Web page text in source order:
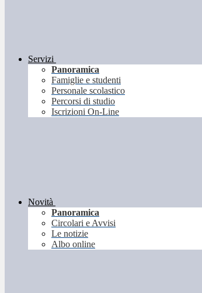
Servizi
Panoramica
Famiglie e studenti
Personale scolastico
Percorsi di studio
Iscrizioni On-Line
Novità
Panoramica
Circolari e Avvisi
Le notizie
Albo online